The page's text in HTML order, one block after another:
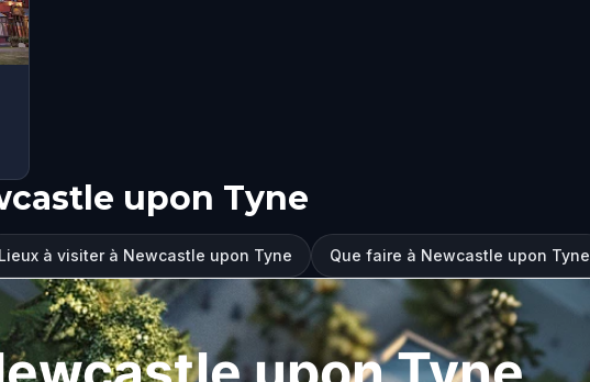
upon Tyne
à visiter à Newcastle upon Tyne Que faire à Newcastle upon Tyne